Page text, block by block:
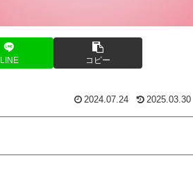
LINE コピー
2024.07.24 2025.03.30